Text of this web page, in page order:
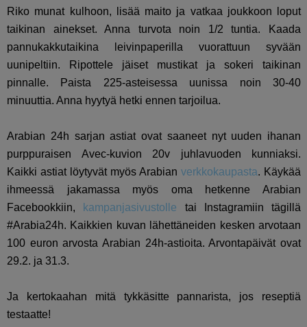
Riko munat kulhoon, lisää maito ja vatkaa joukkoon loput
taikinan ainekset. Anna turvota noin 1/2 tuntia. Kaada
pannukakkutaikina leivinpaperilla vuorattuun syvään
uunipeltiin. Ripottele jäiset mustikat ja sokeri taikinan
pinnalle. Paista 225-asteisessa uunissa noin 30-40
minuuttia. Anna hyytyä hetki ennen tarjoilua.
Arabian 24h sarjan astiat ovat saaneet nyt uuden ihanan
purppuraisen Avec-kuvion 20v juhlavuoden kunniaksi.
Kaikki astiat löytyvät myös Arabianverkkokaupasta. Käykää
ihmeessä jakamassa myös oma hetkenne Arabian
Facebookkiin,
kampanjasivustolle tai Instagramiin tägillä
#Arabia24h. Kaikkien kuvan lähettäneiden kesken arvotaan
100 euron arvosta Arabian 24h-astioita. Arvontapäivät ovat
29.2. ja 31.3.
Ja kertokaahan mitä tykkäsitte pannarista, jos reseptiä
testaatte!